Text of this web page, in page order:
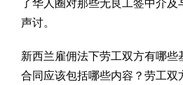
声讨。
新西兰雇佣法下劳工双方有哪
合同应该包括哪些内容？劳工